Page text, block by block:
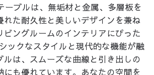
ーブルは、無垢材と金属、多層板を
れた耐久性と美しいデザインを兼ね
ビングルームのインテリアにぴった
ックなスタイルと現代的な機能が融
ルは、スムーズな曲線と引き出しの
にも優れています。あなたの空間を